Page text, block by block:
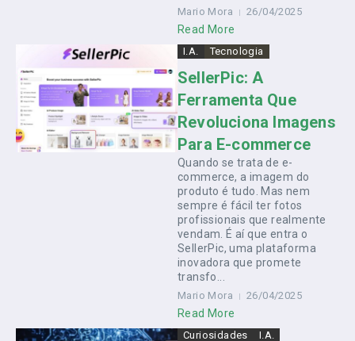
Mario Mora 26/04/2025
Read More
I.A. Tecnologia
SellerPic: A
Ferramenta Que
Revoluciona Imagens
Para E-commerce
Quando se trata de e-
commerce, a imagem do
produto é tudo. Mas nem
sempre é fácil ter fotos
profissionais que realmente
vendam. É aí que entra o
SellerPic, uma plataforma
inovadora que promete
transfo...
Mario Mora 26/04/2025
Read More
Curiosidades I.A.